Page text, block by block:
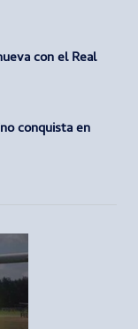
con el Real
conquista en